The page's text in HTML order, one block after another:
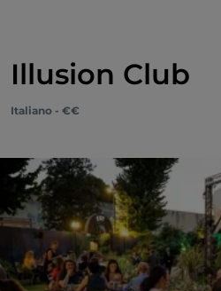
Illusion Club
Italiano - €€